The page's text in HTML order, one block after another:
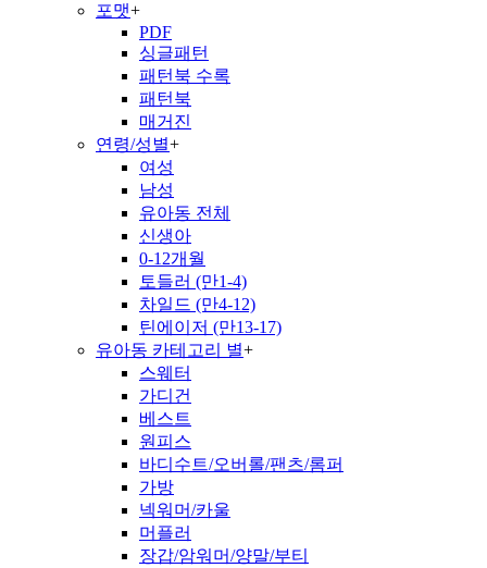
포맷+
PDF
싱글패턴
패턴북 수록
패턴북
매거진
연령/성별+
여성
남성
유아동 전체
신생아
0-12개월
토들러 (만1-4)
차일드 (만4-12)
틴에이저 (만13-17)
유아동 카테고리 별+
스웨터
가디건
베스트
원피스
바디수트/오버롤/팬츠/롬퍼
가방
넥워머/카울
머플러
장갑/암워머/양말/부티